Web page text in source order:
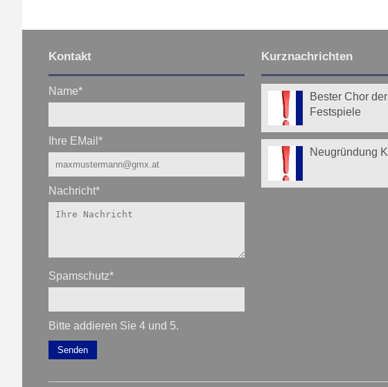
Kontakt
Name*
Ihre EMail*
Nachricht*
Spamschutz*
Bitte addieren Sie 4 und 5.
Senden
Kurznachrichten
Bester Chor
Festspiele
Neugründung